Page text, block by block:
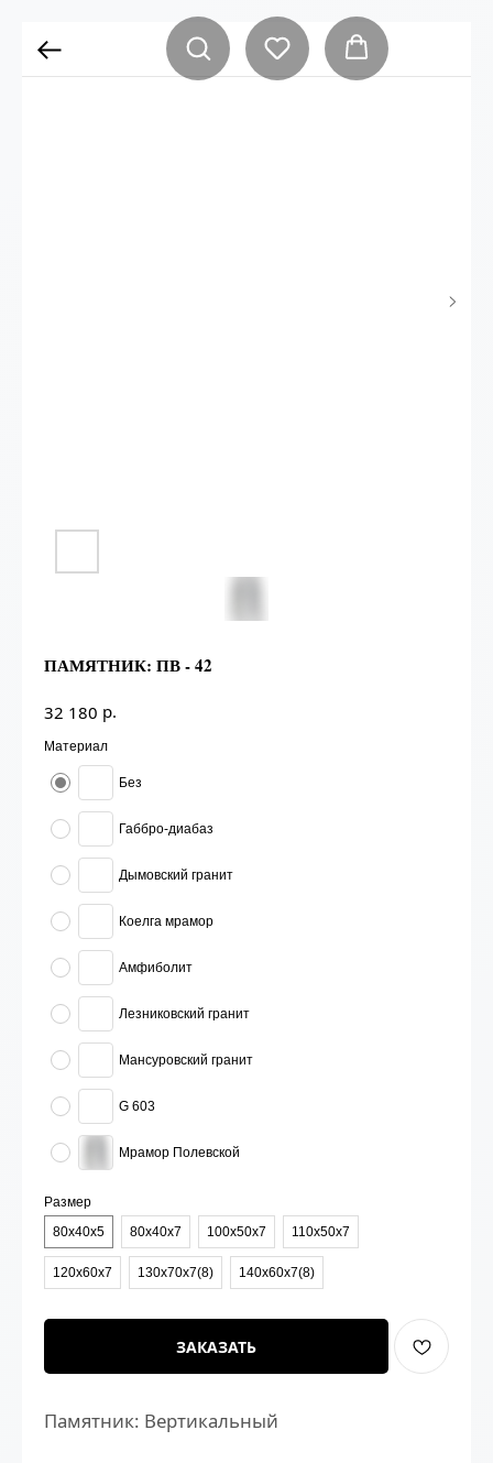
ПАМЯТНИК: ПВ - 42
32 180 р.
Материал
Без
Габбро-диабаз
Дымовский гранит
Коелга мрамор
Амфиболит
Лезниковский гранит
Мансуровский гранит
G 603
Мрамор Полевской
Размер
80х40х5
80х40х7 100х50х7 110х50х7
120х60х7 130х70х7(8) 140х60х7(8)
ЗАКАЗАТЬ
Памятник: Вертикальный